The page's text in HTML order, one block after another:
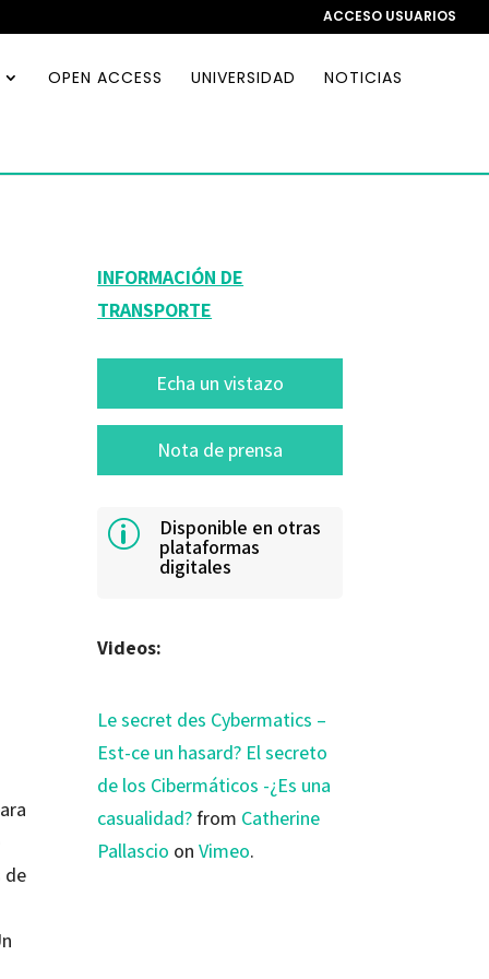
ACCESO USUARIOS
OPEN ACCESS UNIVERSIDAD NOTICIAS
de
INFORMACIÓN DE
TRANSPORTE
Echa un vistazo
Nota de prensa
p Disponible en otras
plataformas
digitales
Videos:
Le secret des Cybermatics –
Est-ce un hasard? El secreto
de los Cibermáticos -¿Es una
casualidad?from Catherine
Pallascio onVimeo.